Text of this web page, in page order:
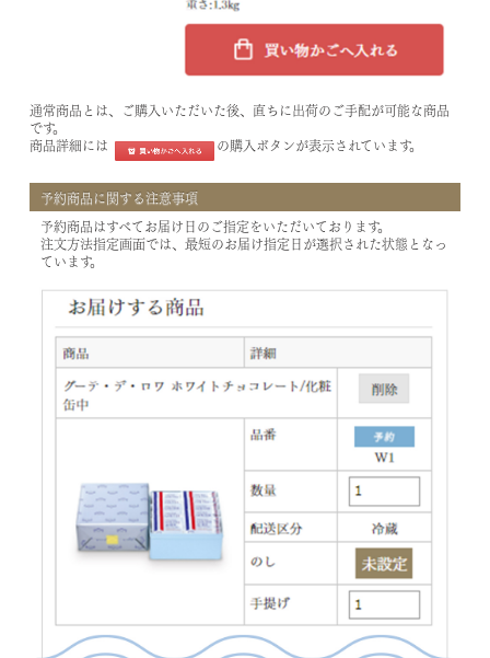
通常商品とは、ご購入いただいた後、直ちに出荷のご手配が可能な商品
です。
商品詳細には
の購入ボタンが表示されています。
予約商品に関する注意事項
予約商品はすべてお届け日のご指定をいただいております。
注文方法指定画面では、最短のお届け指定日が選択された状態となっ
ています。